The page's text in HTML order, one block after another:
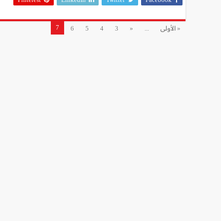
« الأولى «
3
4
5
6
7